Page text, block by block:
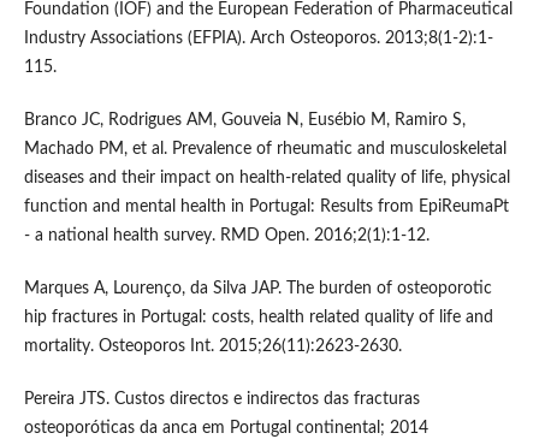
Foundation (IOF) and the European Federation of Pharmaceutical
Industry Associations (EFPIA). Arch Osteoporos. 2013;8(1-2):1-
115.
Branco JC, Rodrigues AM, Gouveia N, Eusébio M, Ramiro S,
Machado PM, et al. Prevalence of rheumatic and musculoskeletal
diseases and their impact on health-related quality of life, physical
function and mental health in Portugal: Results from EpiReumaPt
- a national health survey. RMD Open. 2016;2(1):1-12.
Marques A, Lourenço, da Silva JAP. The burden of osteoporotic
hip fractures in Portugal: costs, health related quality of life and
mortality. Osteoporos Int. 2015;26(11):2623-2630.
Pereira JTS. Custos directos e indirectos das fracturas
osteoporóticas da anca em Portugal continental; 2014